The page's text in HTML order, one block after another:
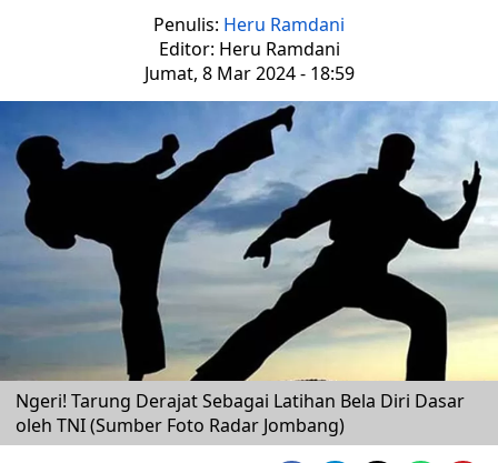
Penulis: Heru Ramdani
Editor: Heru Ramdani
Jumat, 8 Mar 2024 - 18:59
Ngeri! Tarung Derajat Sebagai Latihan Bela Diri Dasar
oleh TNI (Sumber Foto Radar Jombang)